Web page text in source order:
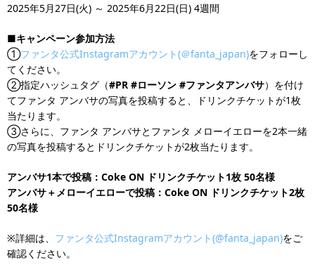
2025年5月27日(火) ～ 2025年6月22日(日) 4週間
■キャンペーン参加方法
①ファンタ公式Instagramアカウント(＠fanta_japan)をフォローし
てください。
②指定ハッシュタグ（#PR #ローソン #ファンタアンバサ）を付け
てファンタ アンバサの写真を投稿すると、ドリンクチケットが1枚
当たります。
③さらに、ファンタ アンバサとファンタ メローイエローを2本一緒
の写真を投稿するとドリンクチケットが2枚当たります。
アンバサ1本で投稿：Coke ON ドリンクチケット1枚 50名様
アンバサ＋メローイエローで投稿：Coke ON ドリンクチケット2枚
50名様
※詳細は、 ファンタ公式Instagramアカウント(@fanta_japan)をご
確認ください。